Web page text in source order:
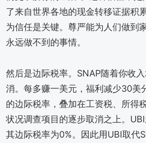
了来自世界各地的现金转移证据积
为信任是关键。尊严能为人们做到
永远做不到的事情。
然后是边际税率。SNAP随着你收
消。每多赚一美元，福利减少30美
的边际税率，叠加在工资税、所得
状况调查项目的逐步取消之上。UBI
其边际税率为0%。因此用UBI取代